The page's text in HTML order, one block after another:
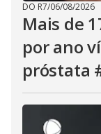
DO R7/06/08/2026
Mais de
por ano
próstata